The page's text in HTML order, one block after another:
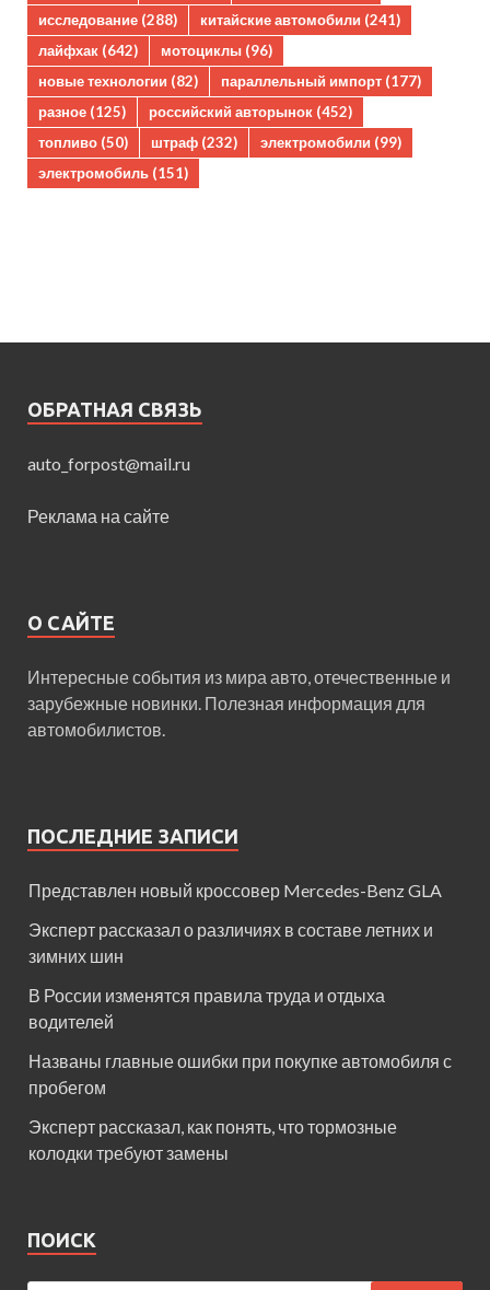
исследование (288) китайские автомобили (241)
лайфхак (642) мотоциклы (96)
новые технологии (82) параллельный импорт (177)
разное (125) российский авторынок (452)
топливо (50) штраф (232) электромобили (99)
электромобиль (151)
ОБРАТНАЯ СВЯЗЬ
auto_forpost@mail.ru
Реклама на сайте
О САЙТЕ
Интересные события из мира авто, отечественные и
зарубежные новинки. Полезная информация для
автомобилистов.
ПОСЛЕДНИЕ ЗАПИСИ
Представлен новый кроссовер Mercedes-Benz GLA
Эксперт рассказал о различиях в составе летних и
зимних шин
В России изменятся правила труда и отдыха
водителей
Названы главные ошибки при покупке автомобиля с
пробегом
Эксперт рассказал, как понять, что тормозные
колодки требуют замены
ПОИСК